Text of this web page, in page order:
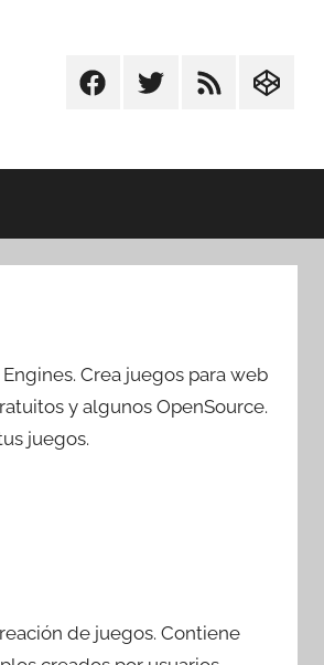
FacebookTwitterRSS
Crea juegos para web
y algunos OpenSource.
juegos.
de juegos. Contiene